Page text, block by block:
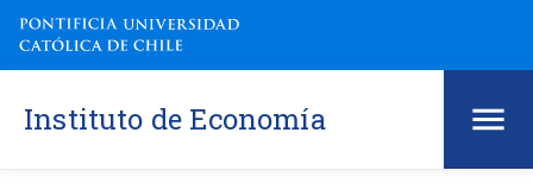
Instituto de Economía